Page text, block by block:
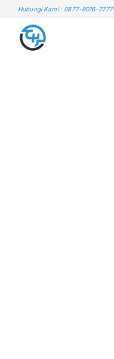
content
Hubungi Kami : 0877-8016-2777